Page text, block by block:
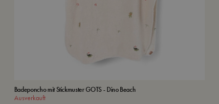
Badeponcho mit Stickmuster GOTS - Dino Beach
Ausverkauft